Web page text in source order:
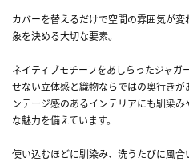
カバーを替えるだけで空間の雰囲気が
象を決める大切な要素。
ネイティブモチーフをあしらったジャ
せない立体感と織物ならではの奥行き
ンテージ感のあるインテリアにも馴染
な魅力を備えています。
使い込むほどに馴染み、洗うたびに風